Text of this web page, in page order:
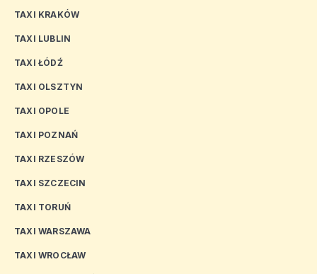
TAXI KRAKÓW
TAXI LUBLIN
TAXI ŁÓDŹ
TAXI OLSZTYN
TAXI OPOLE
TAXI POZNAŃ
TAXI RZESZÓW
TAXI SZCZECIN
TAXI TORUŃ
TAXI WARSZAWA
TAXI WROCŁAW